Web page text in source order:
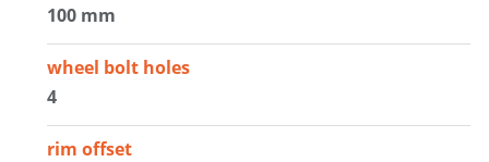
100 mm
wheel bolt holes
4
rim offset